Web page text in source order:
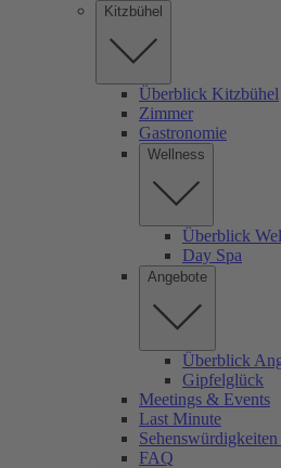
Kitzbühel
Überblick Kitzbühel
Zimmer
Gastronomie
Wellness
Überblick
Day Spa
Angebote
Überblick
Gipfelglück
Meetings & Events
Last Minute
FAQ